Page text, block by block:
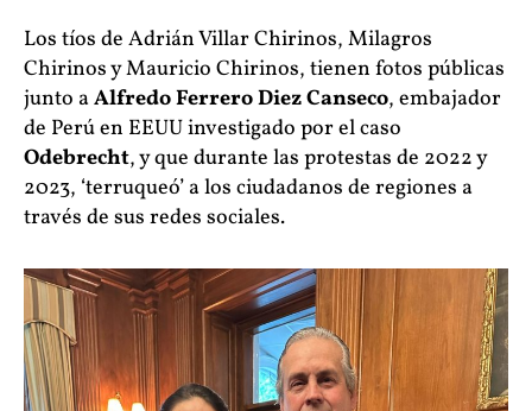
Los tíos de Adrián Villar Chirinos, Milagros
Chirinos y Mauricio Chirinos, tienen fotos públicas
junto aAlfredo Ferrero Diez Canseco, embajador
de Perú en EEUU investigado por el caso
Odebrecht, y que durante las protestas de 2022 y
2023, ‘terruqueó’ a los ciudadanos de regiones a
través de sus redes sociales.